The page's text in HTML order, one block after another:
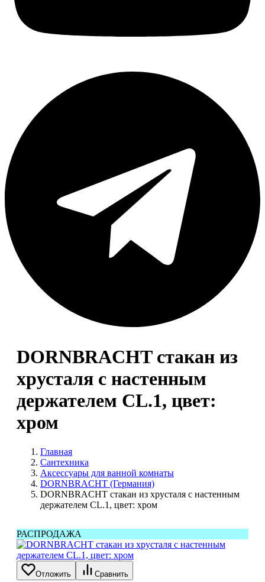
DORNBRACHT стакан из
хрусталя с настенным
держателем CL.1, цвет:
хром
Главная
Сантехника
Аксессуары для ванной комнаты
DORNBRACHT (Германия)
DORNBRACHT стакан из хрусталя с настенным
держателем CL.1, цвет: хром
РАСПРОДАЖА
Отложить Сравнить